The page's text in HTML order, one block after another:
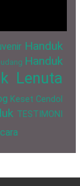
Handuk
Handuk
Lenuta
Keset Cendol
TESTIMONI